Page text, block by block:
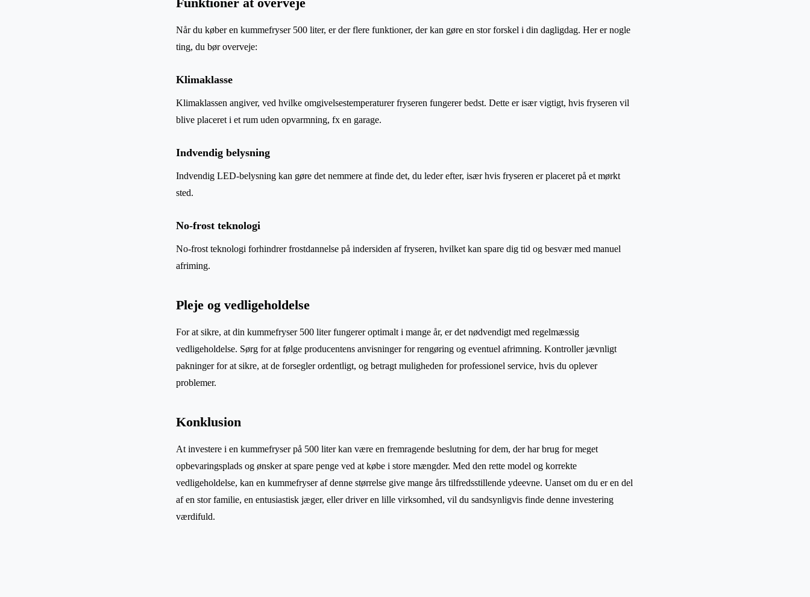
Når du køber en kummefryser 500 liter, er der flere funktioner, der kan gøre en stor forskel i din dagligdag. Her er nogle
ting, du bør overveje:
Klimaklasse
Klimaklassen angiver, ved hvilke omgivelsestemperaturer fryseren fungerer bedst. Dette er især vigtigt, hvis fryseren vil
blive placeret i et rum uden opvarmning, fx en garage.
Indvendig belysning
Indvendig LED-belysning kan gøre det nemmere at finde det, du leder efter, især hvis fryseren er placeret på et mørkt
sted.
No-frost teknologi
No-frost teknologi forhindrer frostdannelse på indersiden af fryseren, hvilket kan spare dig tid og besvær med manuel
afriming.
Pleje og vedligeholdelse
For at sikre, at din kummefryser 500 liter fungerer optimalt i mange år, er det nødvendigt med regelmæssig
vedligeholdelse. Sørg for at følge producentens anvisninger for rengøring og eventuel afrimning. Kontroller jævnligt
pakninger for at sikre, at de forsegler ordentligt, og betragt muligheden for professionel service, hvis du oplever
problemer.
Konklusion
At investere i en kummefryser på 500 liter kan være en fremragende beslutning for dem, der har brug for meget
opbevaringsplads og ønsker at spare penge ved at købe i store mængder. Med den rette model og korrekte
vedligeholdelse, kan en kummefryser af denne størrelse give mange års tilfredsstillende ydeevne. Uanset om du er en del
af en stor familie, en entusiastisk jæger, eller driver en lille virksomhed, vil du sandsynligvis finde denne investering
værdifuld.